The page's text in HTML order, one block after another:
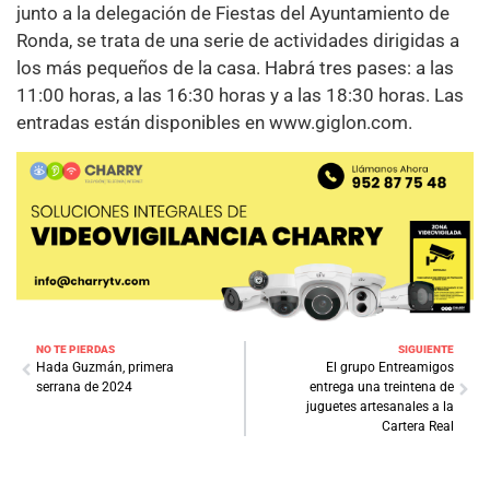
junto a la delegación de Fiestas del Ayuntamiento de
Ronda, se trata de una serie de actividades dirigidas a
los más pequeños de la casa. Habrá tres pases: a las
11:00 horas, a las 16:30 horas y a las 18:30 horas. Las
entradas están disponibles en www.giglon.com.
NO TE PIERDAS
Hada Guzmán, primera
serrana de 2024
SIGUIENTE
El grupo Entreamigos
entrega una treintena de
juguetes artesanales a la
Cartera Real